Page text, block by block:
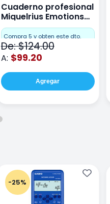
Cuaderno profesional
Miquelrius Emotions
raya 80 hojas Gris
Compra 5 y obten este dto.
De: $124.00
A: $99.20
Agregar
-25%